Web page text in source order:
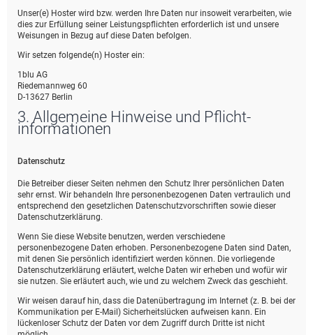
Unser(e) Hoster wird bzw. werden Ihre Daten nur insoweit verarbeiten, wie
dies zur Erfüllung seiner Leistungspflichten erforderlich ist und unsere
Weisungen in Bezug auf diese Daten befolgen.
Wir setzen folgende(n) Hoster ein:
1blu AG
Riedemannweg 60
D-13627 Berlin
3. Allgemeine Hinweise und Pflicht­
informationen
Datenschutz
Die Betreiber dieser Seiten nehmen den Schutz Ihrer persönlichen Daten
sehr ernst. Wir behandeln Ihre personenbezogenen Daten vertraulich und
entsprechend den gesetzlichen Datenschutzvorschriften sowie dieser
Datenschutzerklärung.
Wenn Sie diese Website benutzen, werden verschiedene
personenbezogene Daten erhoben. Personenbezogene Daten sind Daten,
mit denen Sie persönlich identifiziert werden können. Die vorliegende
Datenschutzerklärung erläutert, welche Daten wir erheben und wofür wir
sie nutzen. Sie erläutert auch, wie und zu welchem Zweck das geschieht.
Wir weisen darauf hin, dass die Datenübertragung im Internet (z. B. bei der
Kommunikation per E-Mail) Sicherheitslücken aufweisen kann. Ein
lückenloser Schutz der Daten vor dem Zugriff durch Dritte ist nicht